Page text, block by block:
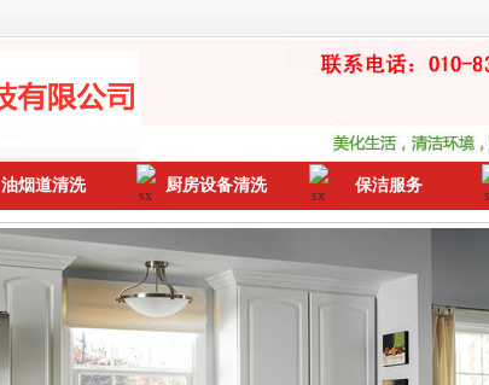
油烟道清洗 厨房设备清洗 保洁服务